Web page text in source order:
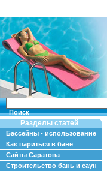
Поиск
Разделы статей
Бассейны - использование
Как париться в бане
Сайты Саратова
Строительство бань и саун